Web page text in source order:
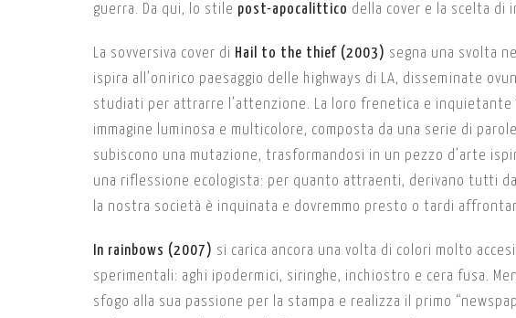
guerra. Da qui, lo stile post-apocalittico della cover e la scelta di
La sovversiva cover di Hail to the thief (2003) segna una svolta
ispira all’onirico paesaggio delle highways di LA, disseminate
studiati per attrarre l’attenzione. La loro frenetica e
immagine luminosa e multicolore, composta da una serie di
subiscono una mutazione, trasformandosi in un pezzo d’arte
una riflessione ecologista: per quanto attraenti, derivano tutti
la nostra società è inquinata e dovremmo presto o tardi
In rainbows (2007) si carica ancora una volta di colori molto
sperimentali: aghi ipodermici, siringhe, inchiostro e cera fusa.
sfogo alla sua passione per la stampa e realizza il primo